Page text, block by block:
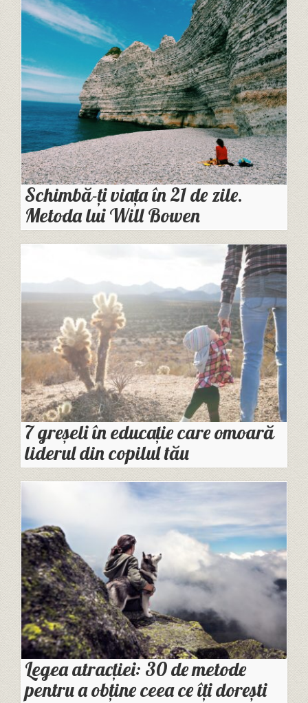
Schimbă-ți viața în 21 de zile.
Metoda lui Will Bowen
7 greșeli în educație care omoară
liderul din copilul tău
Legea atracției: 30 de metode
pentru a obține ceea ce îți dorești